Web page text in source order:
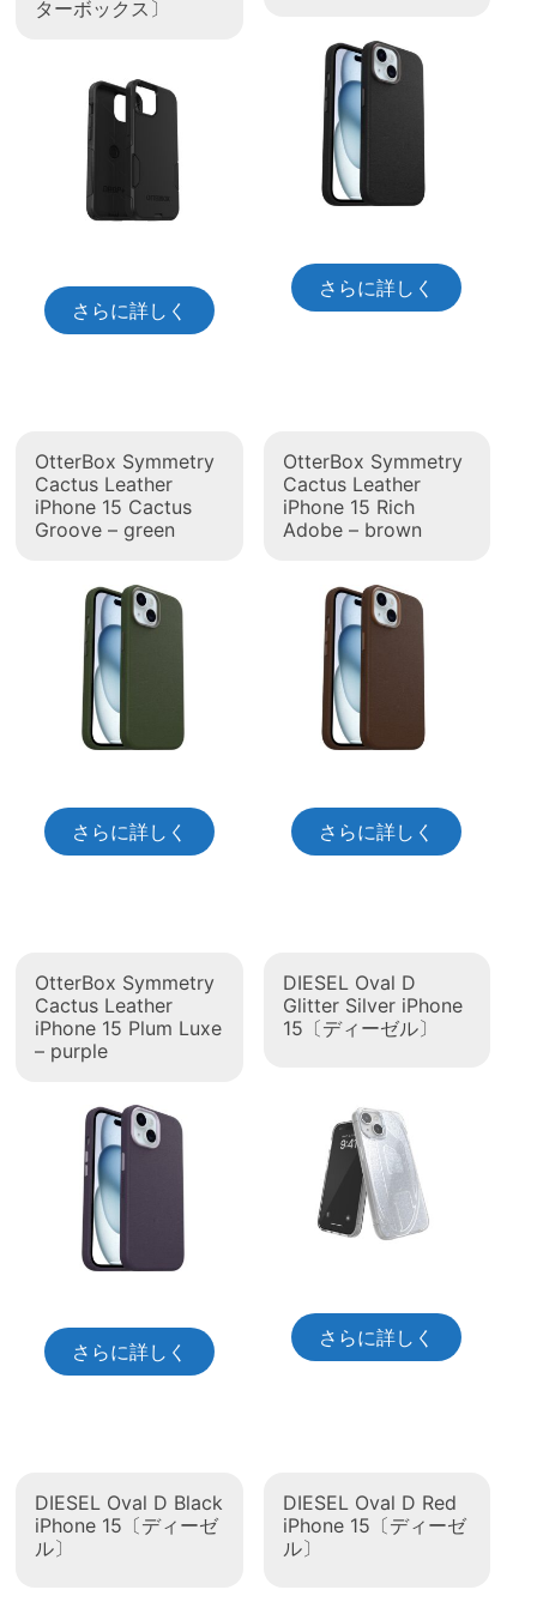
ターボックス〕
さらに詳しく
さらに詳しく
OtterBox Symmetry
Cactus Leather
iPhone 15 Cactus
Groove – green
さらに詳しく
OtterBox Symmetry
Cactus Leather
iPhone 15 Rich
Adobe – brown
さらに詳しく
OtterBox Symmetry
Cactus Leather
iPhone 15 Plum Luxe
– purple
さらに詳しく
DIESEL Oval D
Glitter Silver iPhone
15〔ディーゼル〕
さらに詳しく
DIESEL Oval D Black
iPhone 15〔ディーゼ
ル〕
DIESEL Oval D Red
iPhone 15〔ディーゼ
ル〕